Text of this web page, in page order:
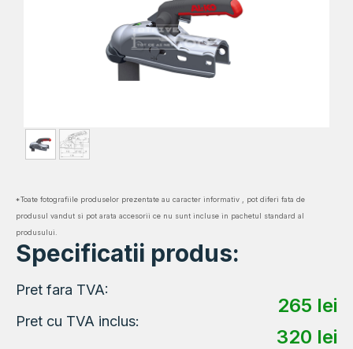
*Toate fotografiile produselor prezentate au caracter informativ , pot diferi fata de
produsul vandut si pot arata accesorii ce nu sunt incluse in pachetul standard al
produsului.
Specificatii produs:
Pret fara TVA:
265 lei
Pret cu TVA inclus:
320 lei